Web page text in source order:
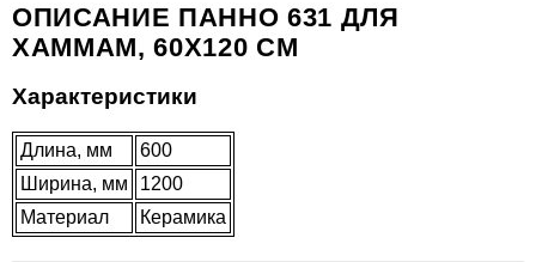
ОПИСАНИЕ ПАННО 631 ДЛЯ
ХАММАМ, 60Х120 СМ
Характеристики
Длина, мм
600
Ширина, мм
1200
Материал
Керамика